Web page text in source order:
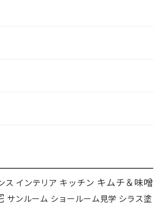
ス インテリア キッチン キムチ＆味噌
サンルーム ショールーム見学 シラス塗